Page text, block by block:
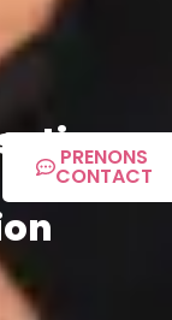
PRENONS
CONTACT